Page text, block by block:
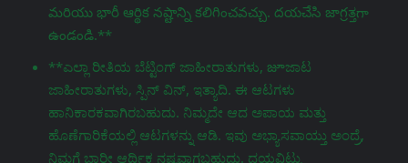
మరియు భారీ ఆర్థిక నష్టాన్ని కలిగించవచ్చు. దయచేసి జాగ్రತ್ತగా
ఉండండి.**
**ಎಲ್ಲಾ ರೀತಿಯ ಬೆಟ್ಟಿಂಗ್ ಜಾಹೀರಾತುಗಳು, జూಜಾಟ
ಜಾಹೀರಾತುಗಳು, ಸ್ಪಿನ್ ವಿನ್, ಇತ್ಯಾದಿ. ಈ ಆಟಗಳು
ಹಾನಿಕಾರಕವಾಗಿರಬಹುದು. ನಿಮ್ಮದೇ ಆದ ಅಪಾಯ ಮತ್ತು
ಹೊಣೆಗಾರಿಕೆಯಲ್ಲಿ ಆಟಗಳನ್ನು ಆಡಿ. ಇವು ಅಭ್ಯಾಸವಾಯ್ತು ಅಂದ್ರೆ,
ನಿಮಗೆ ಭಾರೀ ಆರ್ಥಿಕ ನಷ್ಟವಾಗಬಹುದು. ದಯವಿಟ್ಟು